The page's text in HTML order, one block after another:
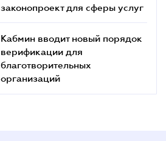
законопроект для сферы услуг
Кабмин вводит новый порядок
верификации для
благотворительных
организаций